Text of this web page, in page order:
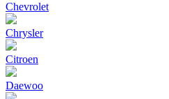
Chevrolet
Chrysler
Citroen
Daewoo